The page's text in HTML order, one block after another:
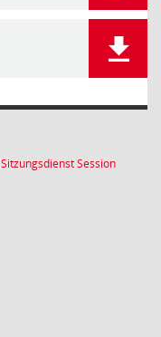
SitzungsdienstSession(Wird in